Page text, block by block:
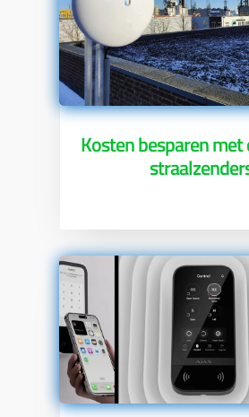
Kosten besparen